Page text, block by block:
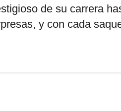
de su carrera
y con cada